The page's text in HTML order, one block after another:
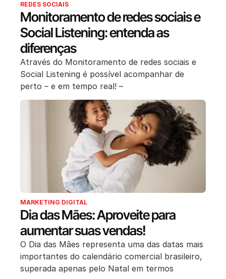
REDES SOCIAIS
Monitoramento de redes sociais e
Social Listening: entenda as
diferenças
Através do Monitoramento de redes sociais e
Social Listening é possível acompanhar de
perto – e em tempo real! –
MARKETING DIGITAL
Dia das Mães: Aproveite para
aumentar suas vendas!
O Dia das Mães representa uma das datas mais
importantes do calendário comercial brasileiro,
superada apenas pelo Natal em termos